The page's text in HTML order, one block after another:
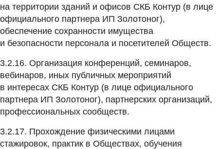
на территории зданий и офисов СКБ Контур (в лице
официального партнера ИП Золотоног),
обеспечение сохранности имущества
и безопасности персонала и посетителей Обществ.
3.2.16. Организация конференций, семинаров,
вебинаров, иных публичных мероприятий
в интересах СКБ Контур (в лице официального
партнера ИП Золотоног), партнерских организаций,
профессиональных сообществ.
3.2.17. Прохождение физическими лицами
стажировок, практик в Обществах, обучения